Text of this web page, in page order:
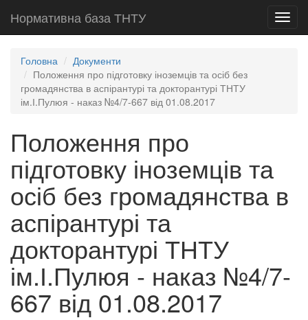
Нормативна база ТНТУ
Головна
Документи
Положення про підготовку іноземців та осіб без
громадянства в аспірантурі та докторантурі ТНТУ
ім.І.Пулюя - наказ №4/7-667 від 01.08.2017
Положення про
підготовку іноземців та
осіб без громадянства в
аспірантурі та
докторантурі ТНТУ
ім.І.Пулюя - наказ №4/7-
667 від 01.08.2017